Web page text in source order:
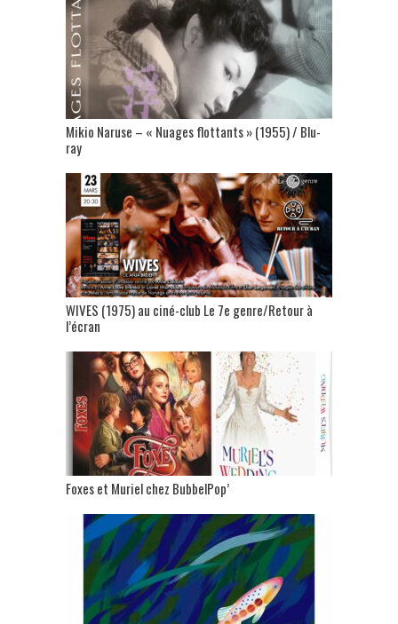
Mikio Naruse – « Nuages flottants » (1955) / Blu-
ray
WIVES (1975) au ciné-club Le 7e genre/Retour à
l’écran
Foxes et Muriel chez BubbelPop’